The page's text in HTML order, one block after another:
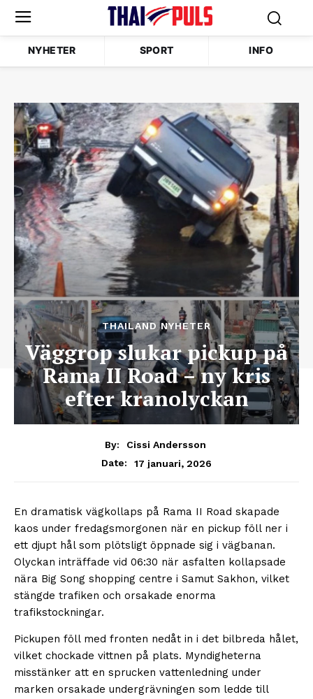
NYHETER SPORT INFO
THAILAND NYHETER
Väggrop slukar pickup på
Rama II Road – ny kris
efter kranolyckan
By:
Cissi Andersson
Date:
17 januari, 2026
En dramatisk vägkollaps på Rama II Road skapade
kaos under fredagsmorgonen när en pickup föll ner i
ett djupt hål som plötsligt öppnade sig i vägbanan.
Olyckan inträffade vid 06:30 när asfalten kollapsade
nära Big Song shopping centre i Samut Sakhon, vilket
stängde trafiken och orsakade enorma
trafikstockningar.
Pickupen föll med fronten nedåt in i det bilbreda hålet,
vilket chockade vittnen på plats. Myndigheterna
misstänker att en sprucken vattenledning under
marken orsakade undergrävningen som ledde till